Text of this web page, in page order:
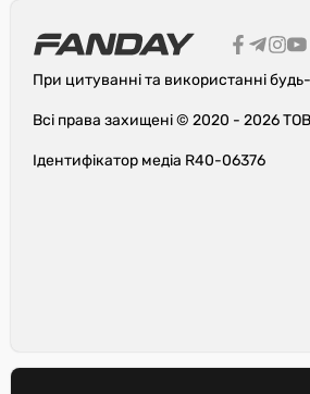
При цитуванні та використанні
Всі права захищені © 2020 - 2026
Ідентифікатор медіа R40-06376